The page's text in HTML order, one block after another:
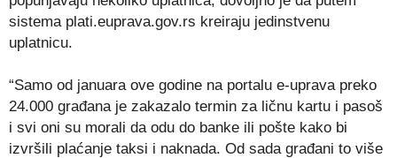
sistema plati.euprava.gov.rs kreiraju jedinstvenu
uplatnicu.
“Samo od januara ove godine na portalu e-uprava preko
24.000 građana je zakazalo termin za ličnu kartu i pasoš
i svi oni su morali da odu do banke ili pošte kako bi
izvršili plaćanje taksi i naknada. Od sada građani to više